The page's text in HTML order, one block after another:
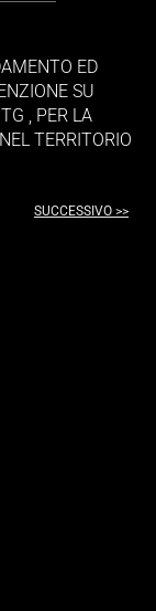
ED
SU
, PER LA
TERRITORIO
SUCCESSIVO >>